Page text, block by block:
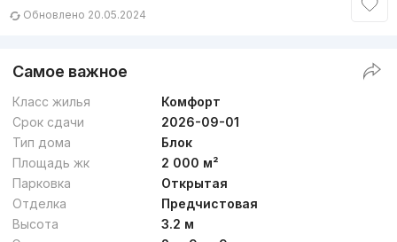
Обновлено 20.05.2024
Самое важное
Класс жилья
Комфорт
Срок сдачи
2026-09-01
Тип дома
Блок
Площадь жк
2 000 м²
Парковка
Открытая
Отделка
Предчистовая
Высота
3.2 м